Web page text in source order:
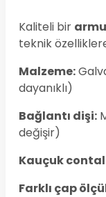
Kaliteli bir
teknik
Malzeme:
dayanıklı)
Bağlantı dişi:
değişir)
Kauçuk
Farklı çap